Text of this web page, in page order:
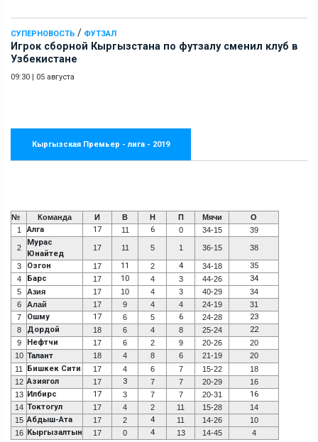
СУПЕРНОВОСТЬ / ФУТЗАЛ
Игрок сборной Кыргызстана по футзалу сменил клуб в
Узбекистане
09:30 05 августа
Кыргызская Премьер - лига - 2019
№ Команда И В Н П Мячи
О
1
Алга 17 11 6 0 34-15 39
2
Мурас
Юнайтед
17 11 5 1 36-15 38
3 Озгон 17 11 2 4 34-18 35
4 Барс 17 10 4 3 44-26 34
5 Азия 17 10 4 3 40-29
34
6
Алай 17 9 4 4 24-19
31
7
Ошму 17 6 5 6 24-28 23
8 Дордой 18 6 4 8 25-24 22
9 Нефтчи 17 6 2 9 20-26
20
10 Талант 18 4 8 6 21-19
20
11
Бишкек Сити 17 4 6 7 15-22
18
12 Азиягол 17 3 7 7 20-29
16
13
Илбирс 17 3 7 7 20-31 16
14 Токтогул 17 4 2 11 15-28
14
15 Абдыш-Ата 17 2 4 11 14-26
10
16
Кыргызалтын 17 0 4 13 14-45 4